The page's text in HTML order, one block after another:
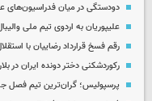
دودستگی در میان فدراسیون‌های
علیپوریان به اردوی تیم ملی
رقم فسخ قرارداد رضاییان با استقلال فقط
رکوردشکنی دختر دونده ایران در
پرسپولیس؛ گران‌ترین تیم فصل